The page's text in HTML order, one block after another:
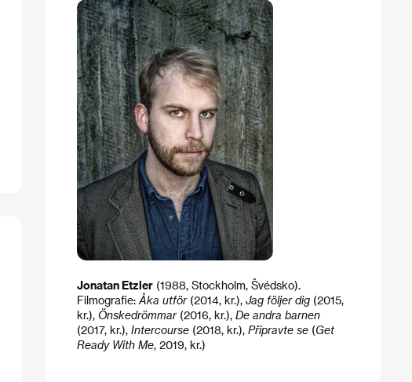
Jonatan Etzler(1988, Stockholm, Švédsko).
Filmografie: Åka utför(2014, kr.), Jag följer dig(2015,
kr.), Önskedrömmar(2016, kr.), De andra barnen
(2017, kr.), Intercourse(2018, kr.), Připravte se(Get
Ready With Me, 2019, kr.)